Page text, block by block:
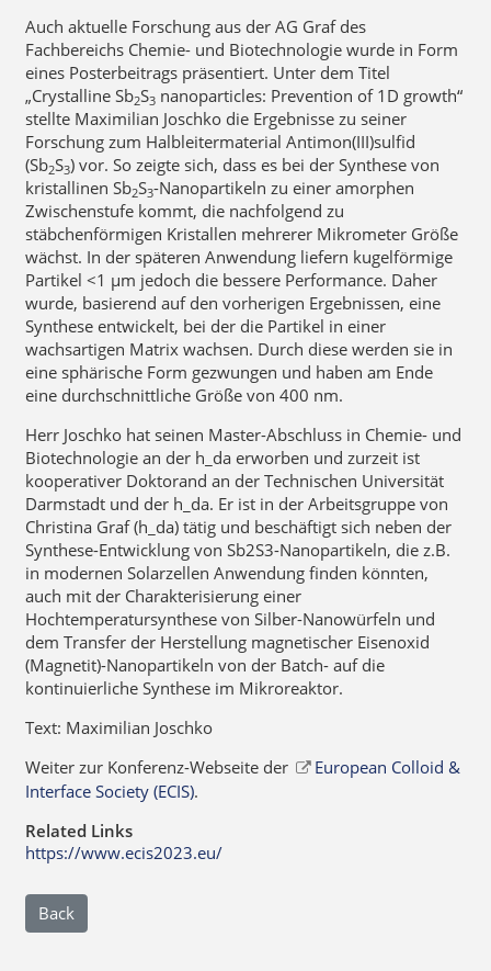
Auch aktuelle Forschung aus der AG Graf des
Fachbereichs Chemie- und Biotechnologie wurde in Form
eines Posterbeitrags präsentiert. Unter dem Titel
„Crystalline Sb2S3nanoparticles: Prevention of 1D growth“
stellte Maximilian Joschko die Ergebnisse zu seiner
Forschung zum Halbleitermaterial Antimon(III)sulfid
(Sb2S3) vor. So zeigte sich, dass es bei der Synthese von
kristallinen Sb2S3-Nanopartikeln zu einer amorphen
Zwischenstufe kommt, die nachfolgend zu
stäbchenförmigen Kristallen mehrerer Mikrometer Größe
wächst. In der späteren Anwendung liefern kugelförmige
Partikel <1 µm jedoch die bessere Performance. Daher
wurde, basierend auf den vorherigen Ergebnissen, eine
Synthese entwickelt, bei der die Partikel in einer
wachsartigen Matrix wachsen. Durch diese werden sie in
eine sphärische Form gezwungen und haben am Ende
eine durchschnittliche Größe von 400 nm.
Herr Joschko hat seinen Master-Abschluss in Chemie- und
Biotechnologie an der h_da erworben und zurzeit ist
kooperativer Doktorand an der Technischen Universität
Darmstadt und der h_da. Er ist in der Arbeitsgruppe von
Christina Graf (h_da) tätig und beschäftigt sich neben der
Synthese-Entwicklung von Sb2S3-Nanopartikeln, die z.B.
in modernen Solarzellen Anwendung finden könnten,
auch mit der Charakterisierung einer
Hochtemperatursynthese von Silber-Nanowürfeln und
dem Transfer der Herstellung magnetischer Eisenoxid
(Magnetit)-Nanopartikeln von der Batch- auf die
kontinuierliche Synthese im Mikroreaktor.
Text: Maximilian Joschko
Weiter zur Konferenz-Webseite der
European Colloid &
Interface Society (ECIS).
Related Links
https://www.ecis2023.eu/
Back